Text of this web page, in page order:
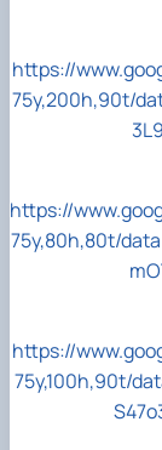
https://
75y,200h,90t/
https://
75y,80h,80t/
https://
75y,100h,90t/